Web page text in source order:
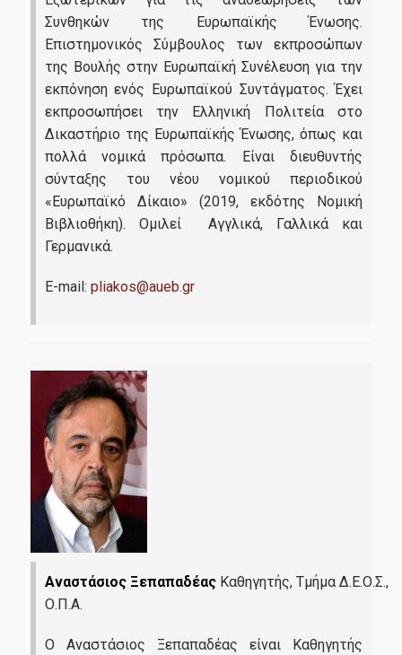
Συνθηκών της Ευρωπαϊκής Ένωσης.
Επιστημονικός Σύμβουλος των εκπροσώπων
της Βουλής στην Ευρωπαϊκή Συνέλευση για την
εκπόνηση ενός Ευρωπαϊκού Συντάγματος. Έχει
εκπροσωπήσει την Ελληνική Πολιτεία στο
Δικαστήριο της Ευρωπαϊκής Ένωσης, όπως και
πολλά νομικά πρόσωπα. Είναι διευθυντής
σύνταξης του νέου νομικού περιοδικού
«Ευρωπαϊκό Δίκαιο» (2019, εκδότης Νομική
Βιβλιοθήκη). Ομιλεί Αγγλικά, Γαλλικά και
Γερμανικά.
E-mail: pliakos@aueb.gr
Αναστάσιος Ξεπαπαδέας Καθηγητής, Τμήμα Δ.Ε.Ο.Σ.,
Ο.Π.Α.
Ο Αναστάσιος Ξεπαπαδέας είναι Καθηγητής